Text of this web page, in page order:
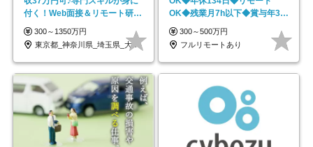
付く！Web面接＆リモート研修
も充実♪/a
300～1350万円
東京都_神奈川県_埼玉県_大阪府_愛知県…
OK◆残業月7h以下◆賞与年3回
◆5年目まで必ず昇給
300～500万円
フルリモートあり